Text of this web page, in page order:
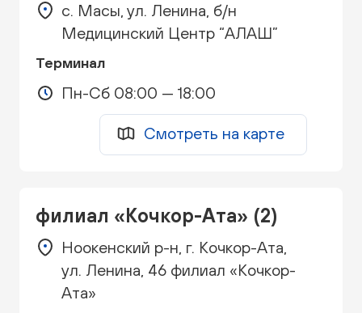
с. Масы, ул. Ленина, б/н
Медицинский Центр “АЛАШ”
Терминал
Пн-Сб 08:00 — 18:00
Смотреть на карте
филиал «Кочкор-Ата» (2)
Ноокенский р-н, г. Кочкор-Ата,
ул. Ленина, 46 филиал «Кочкор-
Ата»